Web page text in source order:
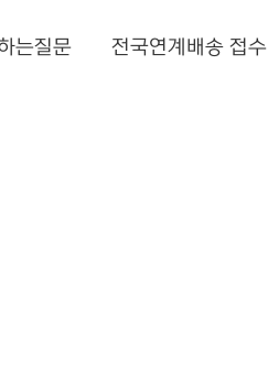
는질문 전국연계배송 접수